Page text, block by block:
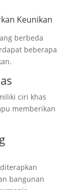
Keunikan
berbeda
beberapa
ciri khas
memberikan
bangunan